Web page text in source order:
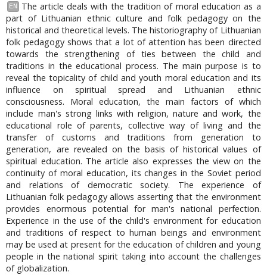
EN
The article deals with the tradition of moral education as a
part of Lithuanian ethnic culture and folk pedagogy on the
historical and theoretical levels. The historiography of Lithuanian
folk pedagogy shows that a lot of attention has been directed
towards the strengthening of ties between the child and
traditions in the educational process. The main purpose is to
reveal the topicality of child and youth moral education and its
influence on spiritual spread and Lithuanian ethnic
consciousness. Moral education, the main factors of which
include man's strong links with religion, nature and work, the
educational role of parents, collective way of living and the
transfer of customs and traditions from generation to
generation, are revealed on the basis of historical values of
spiritual education. The article also expresses the view on the
continuity of moral education, its changes in the Soviet period
and relations of democratic society. The experience of
Lithuanian folk pedagogy allows asserting that the environment
provides enormous potential for man's national perfection.
Experience in the use of the child's environment for education
and traditions of respect to human beings and environment
may be used at present for the education of children and young
people in the national spirit taking into account the challenges
of globalization.